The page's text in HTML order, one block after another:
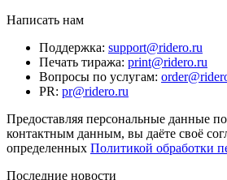
Написать нам
Поддержка: support@ridero.ru
Печать тиража: print@ridero.ru
Вопросы по услугам:
PR: pr@ridero.ru
Предоставляя персональные данные
контактным данным, вы даёте своё
определенных Политикой обработки
Последние новости